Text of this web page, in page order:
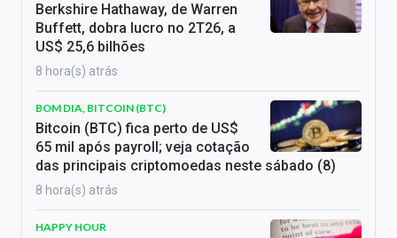
Berkshire Hathaway, de Warren
Buffett, dobra lucro no 2T26, a
US$ 25,6 bilhões
8 hora(s) atrás
BOM DIA, BITCOIN (BTC)
Bitcoin (BTC) fica perto de US$
65 mil após payroll; veja cotação
das principais criptomoedas neste sábado (8)
8 hora(s) atrás
HAPPY HOUR